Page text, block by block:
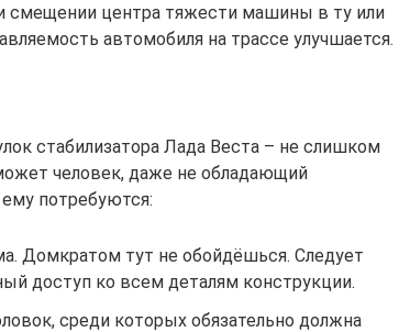
центра тяжести машины в ту или
автомобиля на трассе улучшается.
стабилизатора Лада Веста – не слишком
человек, даже не обладающий
потребуются:
Домкратом тут не обойдёшься. Следует
доступ ко всем деталям конструкции.
среди которых обязательно должна